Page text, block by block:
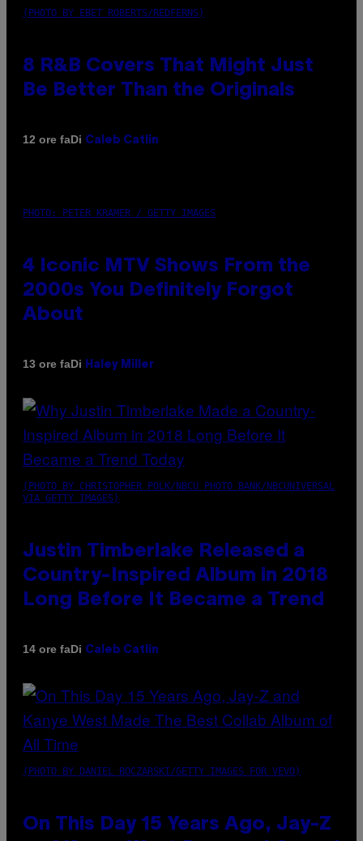
(PHOTO BY EBET ROBERTS/REDFERNS)
8 R&B Covers That Might Just
Be Better Than the Originals
12 ore faDi Caleb Catlin
PHOTO: PETER KRAMER / GETTY IMAGES
4 Iconic MTV Shows From the
2000s You Definitely Forgot
About
13 ore faDi Haley Miller
(PHOTO BY CHRISTOPHER POLK/NBCU PHOTO BANK/NBCUNIVERSAL
VIA GETTY IMAGES)
Justin Timberlake Released a
Country-Inspired Album in 2018
Long Before It Became a Trend
14 ore faDi Caleb Catlin
(PHOTO BY DANIEL BOCZARSKI/GETTY IMAGES FOR VEVO)
On This Day 15 Years Ago, Jay-Z